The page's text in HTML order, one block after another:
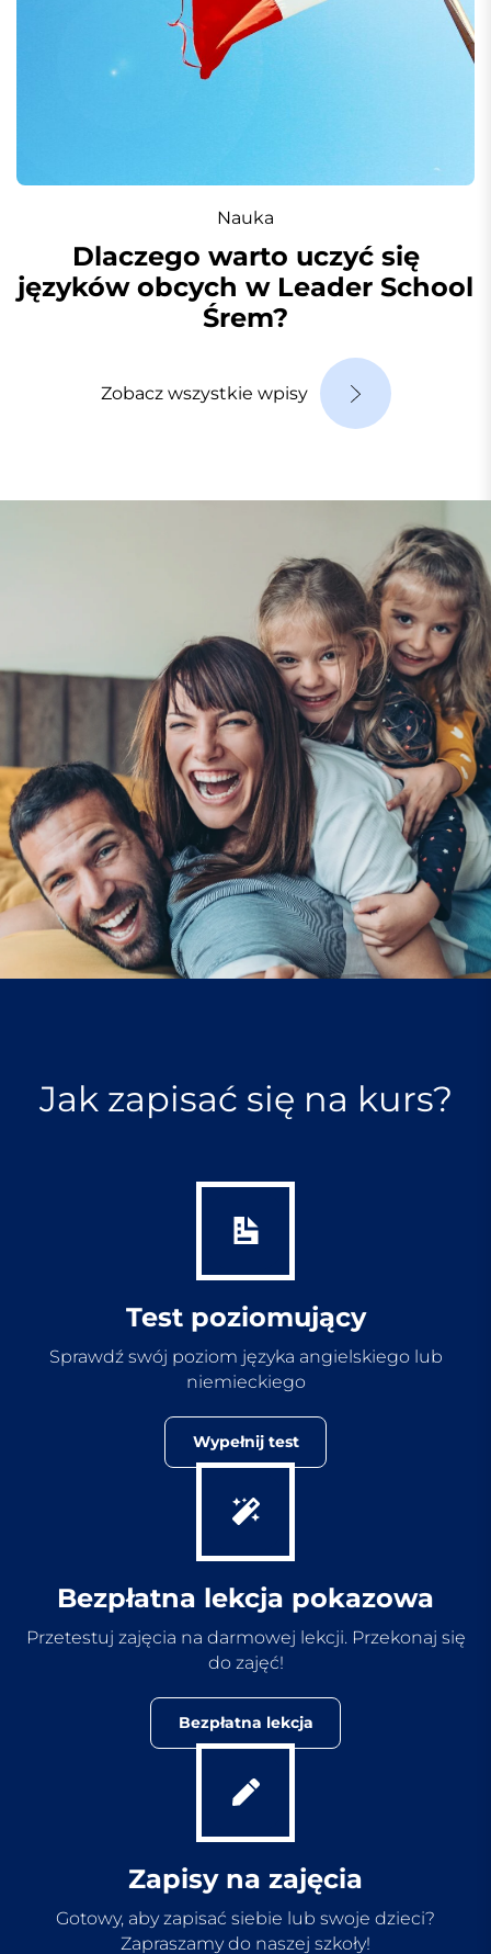
Nauka
Dlaczego warto uczyć się
języków obcych w Leader School
Śrem?
Zobacz wszystkie wpisy
Jak zapisać się na kurs?
Test poziomujący
Sprawdź swój poziom języka angielskiego lub
niemieckiego
Wypełnij test
Bezpłatna lekcja pokazowa
Przetestuj zajęcia na darmowej lekcji. Przekonaj się
do zajęć!
Bezpłatna lekcja
Zapisy na zajęcia
Gotowy, aby zapisać siebie lub swoje dzieci?
Zapraszamy do naszej szkoły!